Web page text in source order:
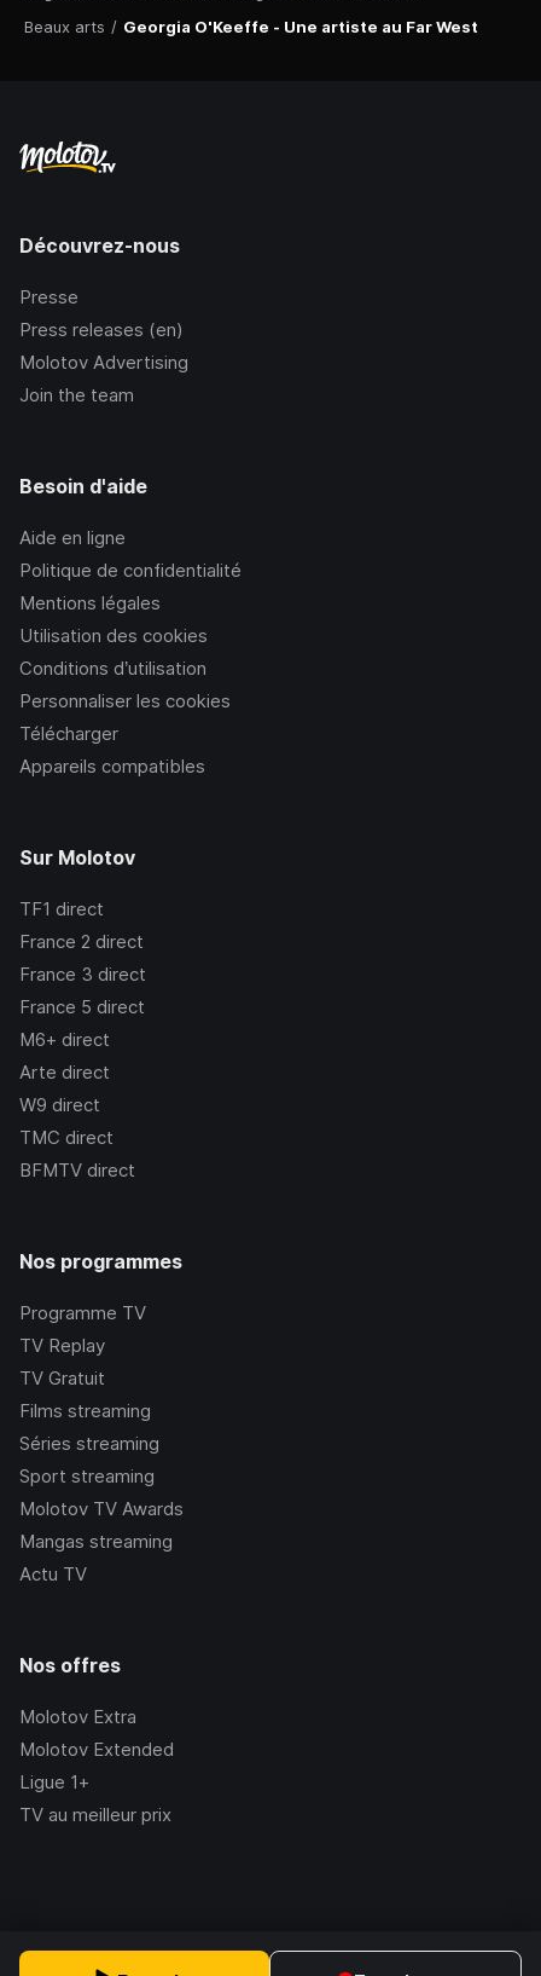
Beaux arts / Georgia O'Keeffe - Une artiste au Far West
Découvrez-nous
Presse
Press releases (en)
Molotov Advertising
Join the team
Besoin d'aide
Aide en ligne
Politique de confidentialité
Mentions légales
Utilisation des cookies
Conditions d’utilisation
Personnaliser les cookies
Télécharger
Appareils compatibles
Sur Molotov
TF1 direct
France 2 direct
France 3 direct
France 5 direct
M6+ direct
Arte direct
W9 direct
TMC direct
BFMTV direct
Nos programmes
Programme TV
TV Replay
TV Gratuit
Films streaming
Séries streaming
Sport streaming
Molotov TV Awards
Mangas streaming
Actu TV
Nos offres
Molotov Extra
Molotov Extended
Ligue 1+
TV au meilleur prix
2.228.1